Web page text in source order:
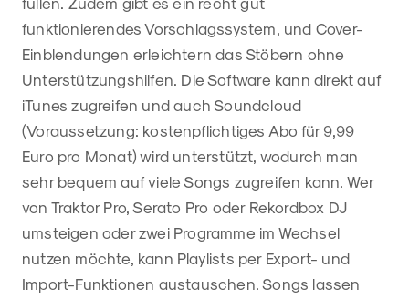
funktionierendes Vorschlagssystem, und Cover-
Einblendungen erleichtern das Stöbern ohne
Unterstützungshilfen. Die Software kann direkt auf
iTunes zugreifen und auch Soundcloud
(Voraussetzung: kostenpflichtiges Abo für 9,99
Euro pro Monat) wird unterstützt, wodurch man
sehr bequem auf viele Songs zugreifen kann. Wer
von Traktor Pro, Serato Pro oder Rekordbox DJ
umsteigen oder zwei Programme im Wechsel
nutzen möchte, kann Playlists per Export- und
Import-Funktionen austauschen. Songs lassen